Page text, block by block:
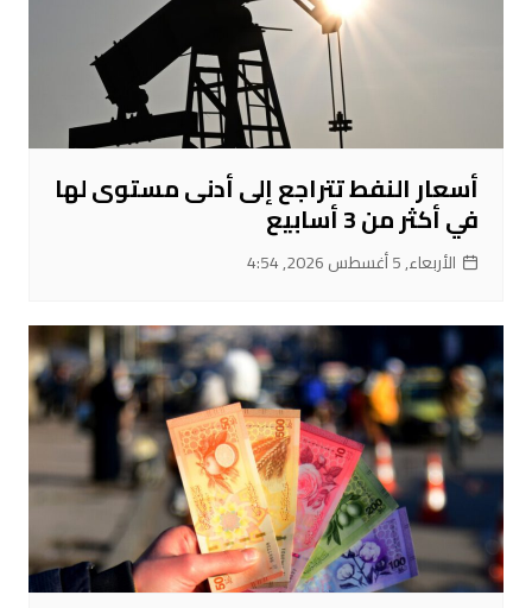
أسعار النفط تتراجع إلى أدنى مستوى لها
في أكثر من 3 أسابيع
الأربعاء, 5 أغسطس 2026, 4:54